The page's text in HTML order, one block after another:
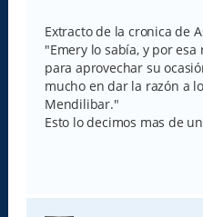
s
a
j
e
Extracto de la cronica de
"Emery lo sabía, y por
para aprovechar su
mucho en dar la razón a
Mendilibar."
Esto lo decimos mas de